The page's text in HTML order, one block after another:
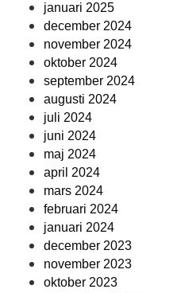
januari 2025
december 2024
november 2024
oktober 2024
september 2024
augusti 2024
juli 2024
juni 2024
maj 2024
april 2024
mars 2024
februari 2024
januari 2024
december 2023
november 2023
oktober 2023